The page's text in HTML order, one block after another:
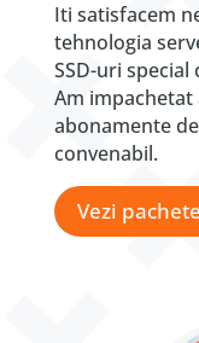
Iti satisfacem
tehnologia
SSD-uri
Am impachetat
abonamente
convenabil.
Vezi pachete